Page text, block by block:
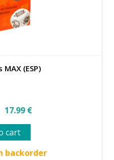
(ESP)
Original
€.
17.99 €Current
17.99 €.
cart
backorder